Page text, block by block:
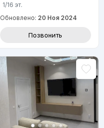
1/16 эт.
Обновлено: 20 Ноя 2024
Позвонить